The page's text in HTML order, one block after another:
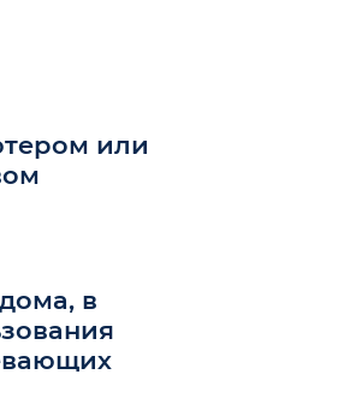
или
в